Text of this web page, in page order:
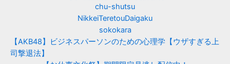
chu-shutsu
NikkeiTeretouDaigaku
sokokara
【AKB48】ビジネスパーソンのための心理学【ウザすぎる上
司撃退法】